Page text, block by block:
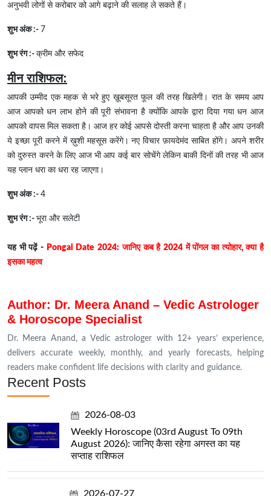
अनुभवी लोगों से करोबार को आगे बढ़ाने की सलाह ले सकते हैं।
शुभ अंक :- 7
शुभ रंग :- क्रीम और सफेद
मीन राशिफल:
आपकी उम्मीद एक महक से भरे हुए ख़ूबसूरत फूल की तरह खिलेगी। रात के समय आप
आज आपको धन लाभ होने की पूरी संभावना है क्योंकि आपके द्वारा दिया गया धन आज
आपको वापस मिल सकता है। आज हर कोई आपसे दोस्ती करना चाहता है और आप उनकी
ये इच्छा पूरी करने में ख़ुशी महसूस करेंगे। नए विचार फ़ायदेमंद साबित होंगे। अपने शरीर
को दुरुस्त करने के लिए आज भी आप कई बार सोचेंगे लेकिन बाकी दिनों की तरह भी आज
यह प्लान धरा का धरा रह जाएगा।
शुभ अंक :- 4
शुभ रंग :- भूरा और सलेटी
यह भी पढ़ें - Pongal Date 2024: जानिए कब है 2024 में पोंगल का त्योहार, क्या है
इसका महत्व
Author: Dr. Meera Anand – Vedic Astrologer
& Horoscope Specialist
Dr. Meera Anand, a Vedic astrologer with 12+ years’ experience,
delivers accurate weekly, monthly, and yearly forecasts, helping
readers make confident life decisions with clarity and guidance.
Recent Posts
2026-08-03
Weekly Horoscope (03rd August To 09th
August 2026): जानिए कैसा रहेगा अगस्त का यह
सप्ताह राशिफल
2026-07-27